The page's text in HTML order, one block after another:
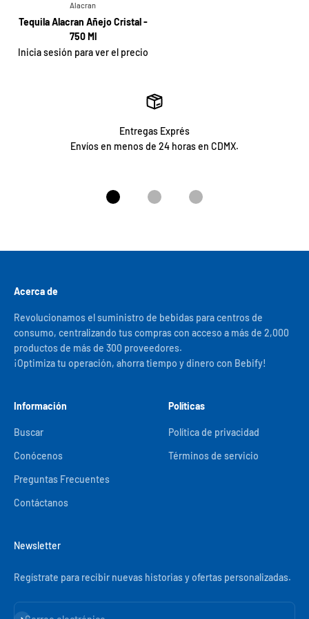
Alacran
Tequila Alacran Añejo Cristal -
750 Ml
Inicia sesión para ver el precio
Entregas Exprés
Envíos en menos de 24 horas en CDMX.
Ir al artículo 1Ir al artículo 2Ir al artículo 3
Acerca de
Revolucionamos el suministro de bebidas para centros de
consumo, centralizando tus compras con acceso a más de 2,000
productos de más de 300 proveedores.
¡Optimiza tu operación, ahorra tiempo y dinero con Bebify!
Información
Buscar
Conócenos
Preguntas Frecuentes
Contáctanos
Políticas
Política de privacidad
Términos de servicio
Newsletter
Regístrate para recibir nuevas historias y ofertas personalizadas.